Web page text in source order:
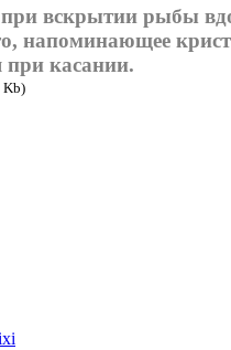
при вскрытии рыбы
напоминающее
при касании.
Kb)